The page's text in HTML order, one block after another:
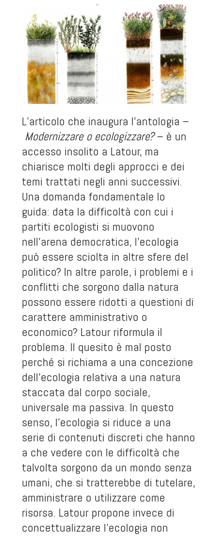
L’articolo che inaugura l’antologia –
Modernizzare o ecologizzare?– è un
accesso insolito a Latour, ma
chiarisce molti degli approcci e dei
temi trattati negli anni successivi.
Una domanda fondamentale lo
guida: data la difficoltà con cui i
partiti ecologisti si muovono
nell’arena democratica, l’ecologia
può essere sciolta in altre sfere del
politico? In altre parole, i problemi e i
conflitti che sorgono dalla natura
possono essere ridotti a questioni di
carattere amministrativo o
economico? Latour riformula il
problema. Il quesito è mal posto
perché si richiama a una concezione
dell’ecologia relativa a una natura
staccata dal corpo sociale,
universale ma passiva. In questo
senso, l’ecologia si riduce a una
serie di contenuti discreti che hanno
a che vedere con le difficoltà che
talvolta sorgono da un mondo senza
umani, che si tratterebbe di tutelare,
amministrare o utilizzare come
risorsa. Latour propone invece di
concettualizzare l’ecologia non